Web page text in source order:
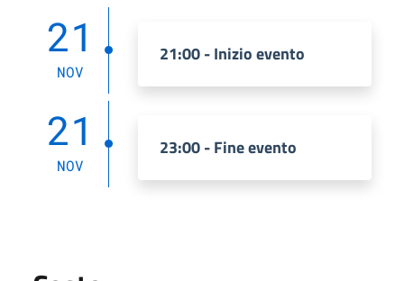
21
NOV
21:00 - Inizio evento
21
NOV
23:00 - Fine evento